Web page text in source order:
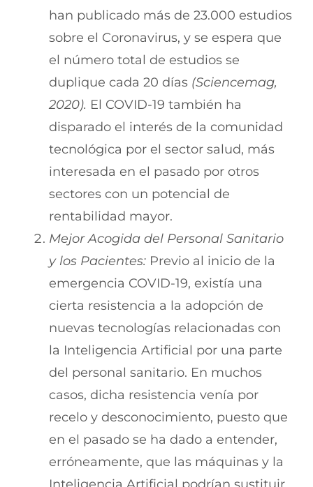
han publicado más de 23.000 estudios
sobre el Coronavirus, y se espera que
el número total de estudios se
duplique cada 20 días (Sciencemag,
2020). El COVID-19 también ha
disparado el interés de la comunidad
tecnológica por el sector salud, más
interesada en el pasado por otros
sectores con un potencial de
rentabilidad mayor.
Mejor Acogida del Personal Sanitario
y los Pacientes: Previo al inicio de la
emergencia COVID-19, existía una
cierta resistencia a la adopción de
nuevas tecnologías relacionadas con
la Inteligencia Artificial por una parte
del personal sanitario. En muchos
casos, dicha resistencia venía por
recelo y desconocimiento, puesto que
en el pasado se ha dado a entender,
erróneamente, que las máquinas y la